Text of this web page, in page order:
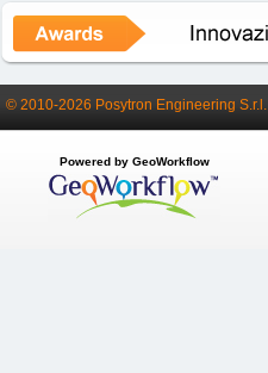
© 2010-2026 Posytron Engineering S.r.l.
Powered by GeoWorkflow